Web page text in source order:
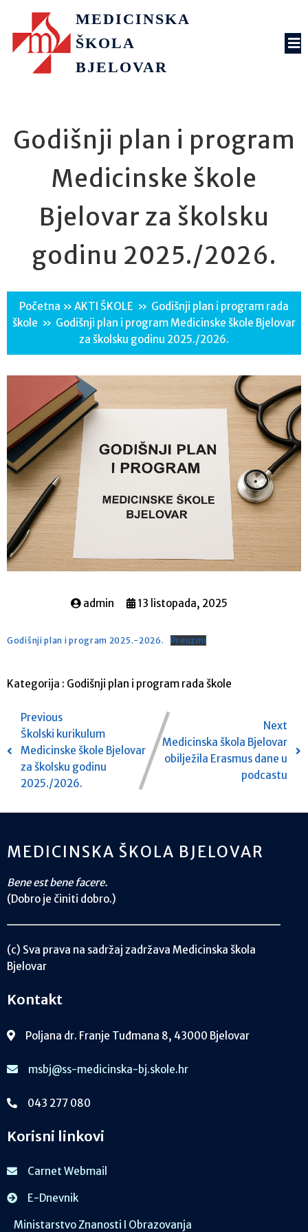
MEDICINSKA
ŠKOLA
BJELOVAR
Godišnji plan i program
Medicinske škole
Bjelovar za školsku
godinu 2025./2026.
Početna » AKTI ŠKOLE » Godišnji plan i program rada
škole » Godišnji plan i program Medicinske škole Bjelovar
za školsku godinu 2025./2026.
admin 13 listopada, 2025
Godišnji plan i program 2025.-2026. Preuzmi
Kategorija : Godišnji plan i program rada škole
Previous
Školski kurikulum
Medicinske škole Bjelovar
za školsku godinu
2025./2026.
Next
Medicinska škola Bjelovar
obilježila Erasmus dane u
podcastu
MEDICINSKA ŠKOLA BJELOVAR
Bene est bene facere.
(Dobro je činiti dobro.)
(c) Sva prava na sadržaj zadržava Medicinska škola
Bjelovar
Kontakt
Poljana dr. Franje Tuđmana 8, 43000 Bjelovar
msbj@ss-medicinska-bj.skole.hr
043 277 080
Korisni linkovi
Carnet Webmail
E-Dnevnik
Ministarstvo Znanosti I Obrazovanja